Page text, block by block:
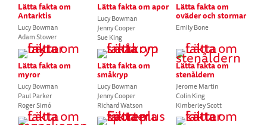
Lätta fakta om
Antarktis
Lucy Bowman
Adam Stower
Lätta fakta om apor
Lucy Bowman
Jenny Cooper
Sue King
Lätta fakta om
oväder och stormar
Emily Bone
Lätta fakta om
myror
Lucy Bowman
Paul Parker
Roger Simó
Lätta fakta om
småkryp
Lucy Bowman
Jenny Cooper
Richard Watson
Lätta fakta om
stenåldern
Jerome Martin
Colin King
Kimberley Scott